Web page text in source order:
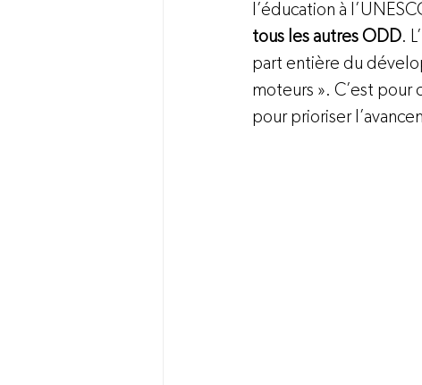
l’éducation à
tous les autres ODD.
part entière du
moteurs ». C’est
pour prioriser